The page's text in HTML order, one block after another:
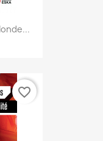
favorite_border